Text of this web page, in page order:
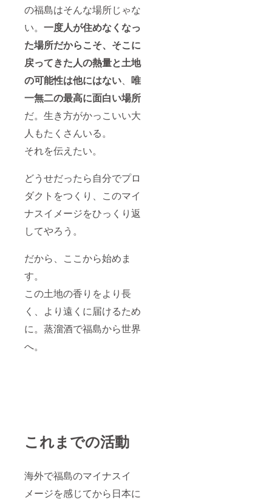
の福島はそんな場所じゃな
い。 一度人が住めなくなっ
た場所だからこそ、そこに
戻ってきた人の熱量と土地
の可能性は他にはない、 唯
一無二の最高に面白い場所
だ。生き方がかっこいい大
人もたくさんいる。
それを伝えたい。
どうせだったら自分でプロ
ダクトをつくり、このマイ
ナスイメージをひっくり返
してやろう。
だから、ここから始めま
す。
この土地の香りをより長
く、より遠くに届けるため
に。蒸溜酒で福島から世界
へ。
これまでの活動
海外で福島のマイナスイ
メージを感じてから日本に